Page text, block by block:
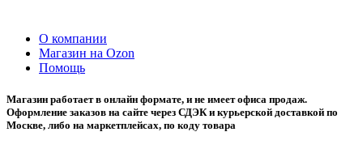
О компании
Магазин на Ozon
Помощь
Магазин работает в онлайн формате, и не имеет офиса продаж.
Оформление заказов на сайте через СДЭК и курьерской доставкой по
Москве, либо на маркетплейсах, по коду товара